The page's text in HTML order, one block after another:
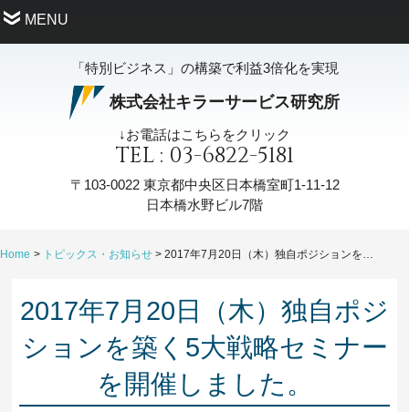
MENU
「特別ビジネス」の構築で利益3倍化を実現
株式会社キラーサービス研究所
↓お電話はこちらをクリック
TEL : 03-6822-5181
〒103-0022東京都中央区日本橋室町1-11-12
日本橋水野ビル7階
Home トピックス・お知らせ 2017年7月20日（木）独自ポジションを築く5大戦略セミナーを開催しました。
2017年7月20日（木）独自ポジ
ションを築く5大戦略セミナー
を開催しました。